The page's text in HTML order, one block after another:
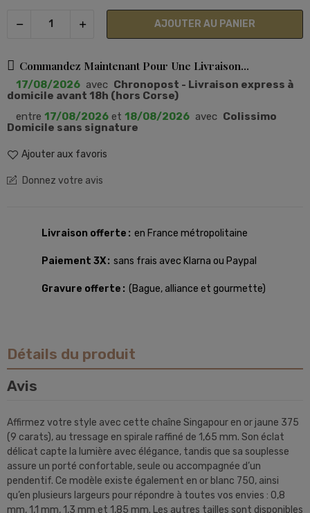
AJOUTER AU PANIER
Commandez Maintenant Pour Une Livraison...
17/08/2026 avec Chronopost - Livraison express à
domicile avant 18h (hors Corse)
entre 17/08/2026 et 18/08/2026 avec Colissimo
Domicile sans signature
Ajouter aux favoris
Donnez votre avis
Livraison offerte en France métropolitaine
Paiement 3X sans frais avec Klarna ou Paypal
Gravure offerte (Bague, alliance et gourmette)
Détails du produit
Avis
Affirmez votre style avec cette chaîne Singapour en or jaune 375
(9 carats), au tressage en spirale raffiné de 1,65 mm. Son éclat
délicat capte la lumière avec élégance, tandis que sa souplesse
assure un porté confortable, seule ou accompagnée d’un
pendentif. Ce modèle existe également en or blanc 750, ainsi
qu’en plusieurs largeurs pour répondre à toutes vos envies : 0,8
mm, 1,1 mm, 1,3 mm et 1,85 mm. Les autres tailles sont disponibles